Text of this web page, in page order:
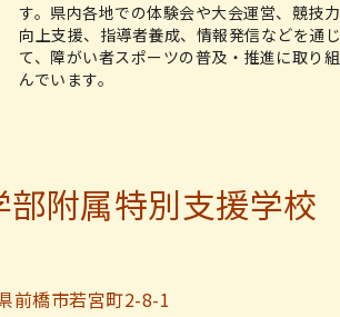
す。県内各地での体験会や大会運営、競技力
向上支援、指導者養成、情報発信などを通じ
て、障がい者スポーツの普及・推進に取り組
んでいます。
附属特別支援学校
前橋市若宮町2-8-1